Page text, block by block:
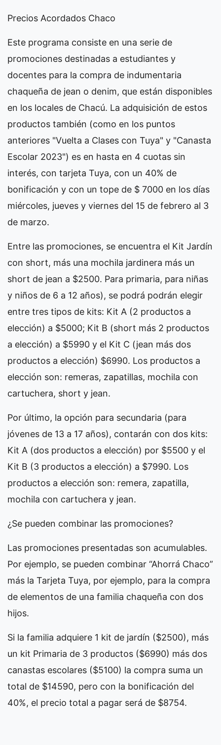
Precios Acordados Chaco
Este programa consiste en una serie de
promociones destinadas a estudiantes y
docentes para la compra de indumentaria
chaqueña de jean o denim, que están disponibles
en los locales de Chacú. La adquisición de estos
productos también (como en los puntos
anteriores "Vuelta a Clases con Tuya" y "Canasta
Escolar 2023") es en hasta en 4 cuotas sin
interés, con tarjeta Tuya, con un 40% de
bonificación y con un tope de $ 7000 en los días
miércoles, jueves y viernes del 15 de febrero al 3
de marzo.
Entre las promociones, se encuentra el Kit Jardín
con short, más una mochila jardinera más un
short de jean a $2500. Para primaria, para niñas
y niños de 6 a 12 años), se podrá podrán elegir
entre tres tipos de kits: Kit A (2 productos a
elección) a $5000; Kit B (short más 2 productos
a elección) a $5990 y el Kit C (jean más dos
productos a elección) $6990. Los productos a
elección son: remeras, zapatillas, mochila con
cartuchera, short y jean.
Por último, la opción para secundaria (para
jóvenes de 13 a 17 años), contarán con dos kits:
Kit A (dos productos a elección) por $5500 y el
Kit B (3 productos a elección) a $7990. Los
productos a elección son: remera, zapatilla,
mochila con cartuchera y jean.
¿Se pueden combinar las promociones?
Las promociones presentadas son acumulables.
Por ejemplo, se pueden combinar “Ahorrá Chaco”
más la Tarjeta Tuya, por ejemplo, para la compra
de elementos de una familia chaqueña con dos
hijos.
Si la familia adquiere 1 kit de jardín ($2500), más
un kit Primaria de 3 productos ($6990) más dos
canastas escolares ($5100) la compra suma un
total de $14590, pero con la bonificación del
40%, el precio total a pagar será de $8754.